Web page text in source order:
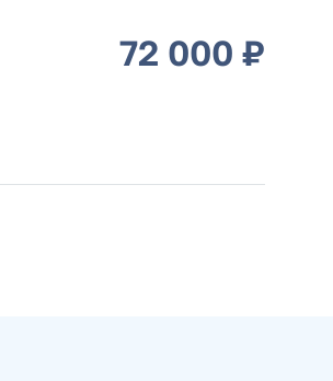
72 000 ₽